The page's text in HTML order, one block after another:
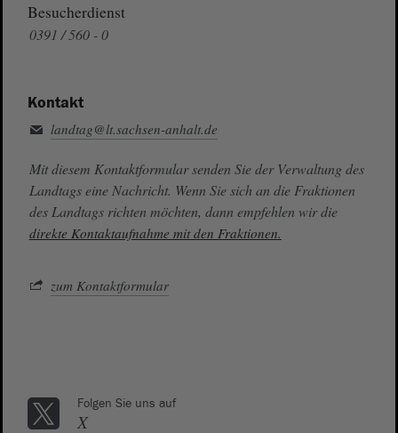
Besucherdienst
0391 / 560 - 0
Kontakt
landtag@lt.sachsen-anhalt.de
Mit diesem Kontaktformular senden Sie der Verwaltung des
Landtags eine Nachricht. Wenn Sie sich an die Fraktionen
des Landtags richten möchten, dann empfehlen wir die
direkte Kontaktaufnahme mit den Fraktionen.
zum Kontaktformular
Folgen Sie uns auf
X